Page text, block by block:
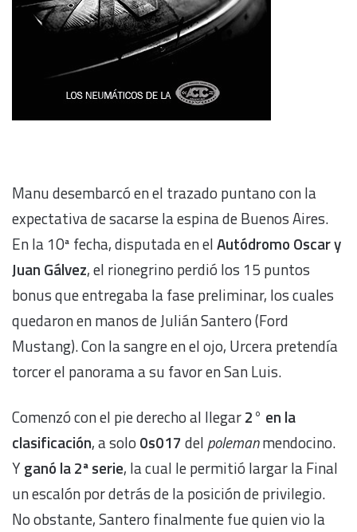
Manu desembarcó en el trazado puntano con la
expectativa de sacarse la espina de Buenos Aires.
En la 10ª fecha, disputada en elAutódromo Oscar y
Juan Gálvez, el rionegrino perdió los 15 puntos
bonus que entregaba la fase preliminar, los cuales
quedaron en manos de Julián Santero (Ford
Mustang). Con la sangre en el ojo, Urcera pretendía
torcer el panorama a su favor en San Luis.
Comenzó con el pie derecho al llegar2° en la
clasificación, a solo 0s017 del polemanmendocino.
Y ganó la 2ª serie, la cual le permitió largar la Final
un escalón por detrás de la posición de privilegio.
No obstante, Santero finalmente fue quien vio la